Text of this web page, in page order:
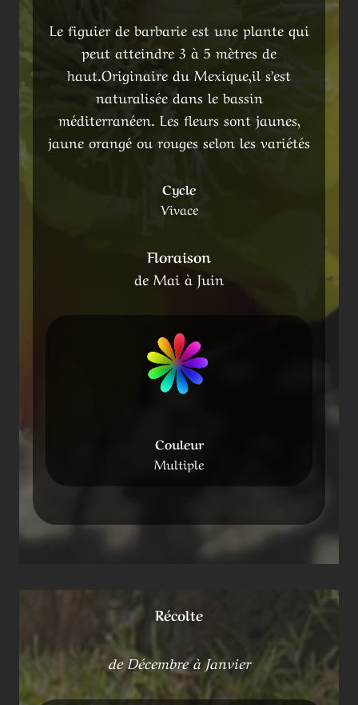
Le figuier de barbarie est une plante qui
peut atteindre 3 à 5 mètres de
haut.Originaire du Mexique,il s’est
naturalisée dans le bassin
méditerranéen. Les fleurs sont jaunes,
jaune orangé ou rouges selon les variétés
Cycle
Vivace
Floraison
de Mai à Juin
Couleur
Multiple
Récolte
de Décembre à Janvier